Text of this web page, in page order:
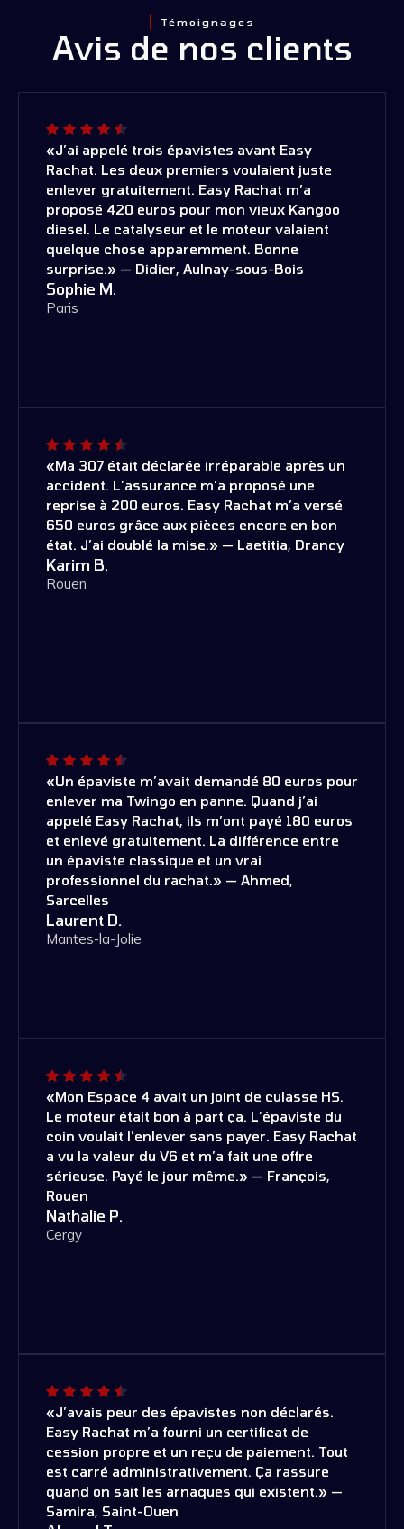
Témoignages
Avis de nos clients
«J’ai appelé trois épavistes avant Easy
Rachat. Les deux premiers voulaient juste
enlever gratuitement. Easy Rachat m’a
proposé 420 euros pour mon vieux Kangoo
diesel. Le catalyseur et le moteur valaient
quelque chose apparemment. Bonne
surprise.» — Didier, Aulnay-sous-Bois
Sophie M.
Paris
«Ma 307 était déclarée irréparable après un
accident. L’assurance m’a proposé une
reprise à 200 euros. Easy Rachat m’a versé
650 euros grâce aux pièces encore en bon
état. J’ai doublé la mise.» — Laetitia, Drancy
Karim B.
Rouen
«Un épaviste m’avait demandé 80 euros pour
enlever ma Twingo en panne. Quand j’ai
appelé Easy Rachat, ils m’ont payé 180 euros
et enlevé gratuitement. La différence entre
un épaviste classique et un vrai
professionnel du rachat.» — Ahmed,
Sarcelles
Laurent D.
Mantes-la-Jolie
«Mon Espace 4 avait un joint de culasse HS.
Le moteur était bon à part ça. L’épaviste du
coin voulait l’enlever sans payer. Easy Rachat
a vu la valeur du V6 et m’a fait une offre
sérieuse. Payé le jour même.» — François,
Rouen
Nathalie P.
Cergy
«J’avais peur des épavistes non déclarés.
Easy Rachat m’a fourni un certificat de
cession propre et un reçu de paiement. Tout
est carré administrativement. Ça rassure
quand on sait les arnaques qui existent.» —
Samira, Saint-Ouen